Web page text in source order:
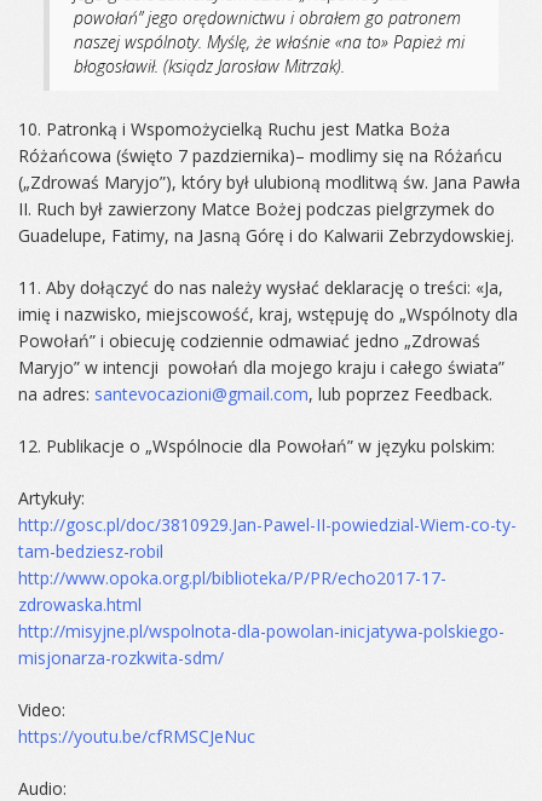
powołań” jego orędownictwu i obrałem go patronem
naszej wspólnoty. Myślę, że właśnie «na to» Papież mi
błogosławił. (ksiądz Jarosław Mitrzak).
10. Patronką i Wspomożycielką Ruchu jest Matka Boża
Różańcowa (święto 7 pazdziernika)– modlimy się na Różańcu
(„Zdrowaś Maryjo”), który był ulubioną modlitwą św. Jana Pawła
II. Ruch był zawierzony Matce Bożej podczas pielgrzymek do
Guadelupe, Fatimy, na Jasną Górę i do Kalwarii Zebrzydowskiej.
11. Aby dołączyć do nas należy wysłać deklarację o treści: «Ja,
imię i nazwisko, miejscowość, kraj, wstępuję do „Wspólnoty dla
Powołań” i obiecuję codziennie odmawiać jedno „Zdrowaś
Maryjo” w intencji powołań dla mojego kraju i całego świata”
na adres: santevocazioni@gmail.com, lub poprzez Feedback.
12. Publikacje o „Wspólnocie dla Powołań” w języku polskim:
Artykuły:
http://gosc.pl/doc/3810929.Jan-Pawel-II-powiedzial-Wiem-co-ty-
tam-bedziesz-robil
http://www.opoka.org.pl/biblioteka/P/PR/echo2017-17-
zdrowaska.html
http://misyjne.pl/wspolnota-dla-powolan-inicjatywa-polskiego-
misjonarza-rozkwita-sdm/
Video:
https://youtu.be/cfRMSCJeNuc
Audio: